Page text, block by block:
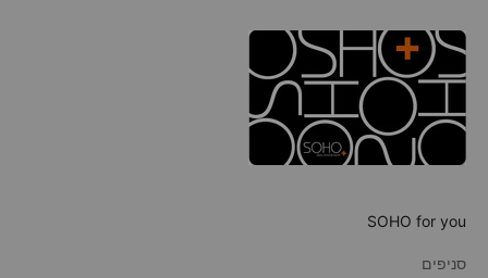
SOHO for you
סניפים